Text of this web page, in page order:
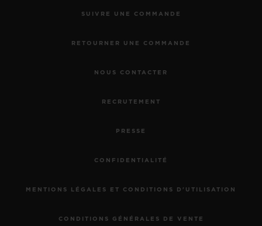
SUIVRE UNE COMMANDE
RETOURNER UNE COMMANDE
NOUS CONTACTER
RECRUTEMENT
PRESSE
CONFIDENTIALITÉ
MENTIONS LÉGALES ET CONDITIONS D'UTILISATION
CONDITIONS GÉNÉRALES DE VENTE